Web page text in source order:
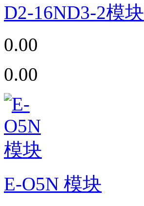
D2-16ND3-2模块
0.00
0.00
E-O5N 模块